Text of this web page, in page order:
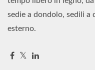
sedie a dondolo, sedili
esterno.